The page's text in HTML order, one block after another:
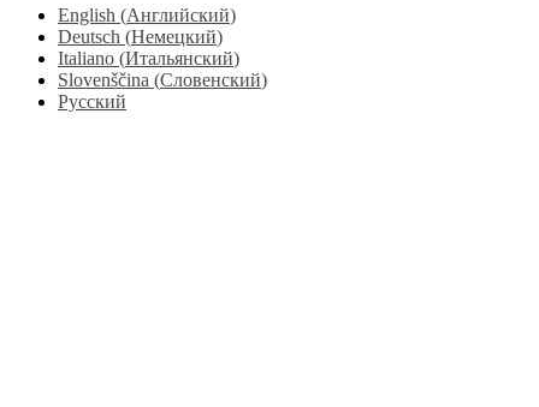
English (Английский)
Deutsch (Немецкий)
Italiano (Итальянский)
Slovenščina (Словенский)
Русский